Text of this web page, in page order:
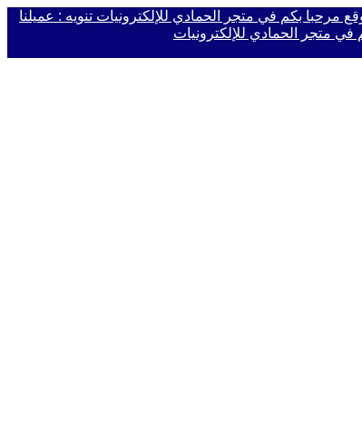
مرحبا بكم في متجر الحمادي للإلكترونيات تنويه : عميلنا
في متجر الحمادي للإلكترونيات